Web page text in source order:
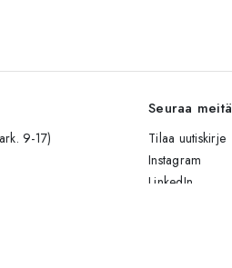
9-17)
Seuraa meitä
Tilaa uutiskirje
Instagram
LinkedIn